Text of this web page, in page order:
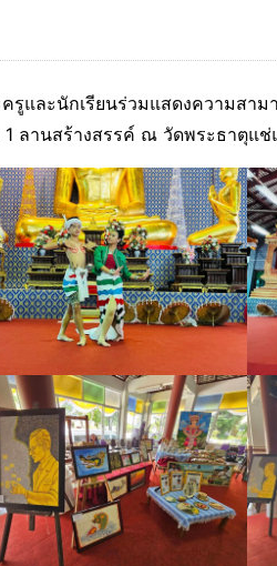
และนักเรียนร่วมแสดงความสาม
1 ลานสร้างสรรค์ ณ วัดพระธาตุแ